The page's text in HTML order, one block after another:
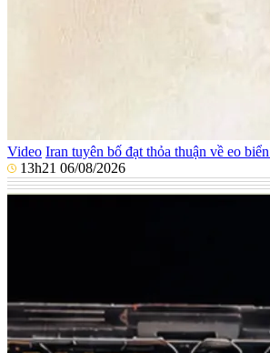
Video Iran tuyên bố đạt thỏa thuận về eo
13h21 06/08/2026